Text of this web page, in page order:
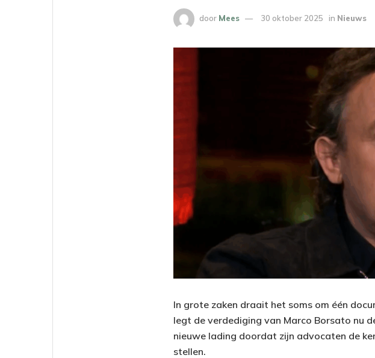
door Mees 30 oktober 2025 in Nieuws
In grote zaken draait het soms om één
legt de verdediging van Marco Borsato nu
nieuwe lading doordat zijn advocaten de
stellen.